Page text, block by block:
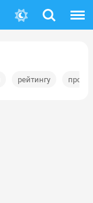
Поиск
рейтингу